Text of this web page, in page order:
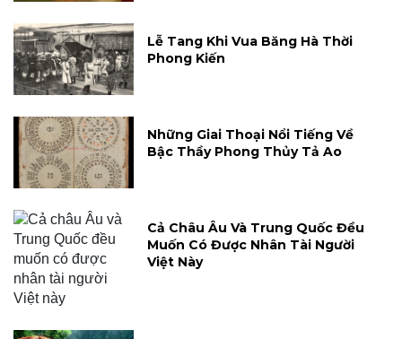
Lễ Tang Khi Vua Băng Hà Thời
Phong Kiến
Những Giai Thoại Nổi Tiếng Về
Bậc Thầy Phong Thủy Tả Ao
Cả Châu Âu Và Trung Quốc Đều
Muốn Có Được Nhân Tài Người
Việt Này